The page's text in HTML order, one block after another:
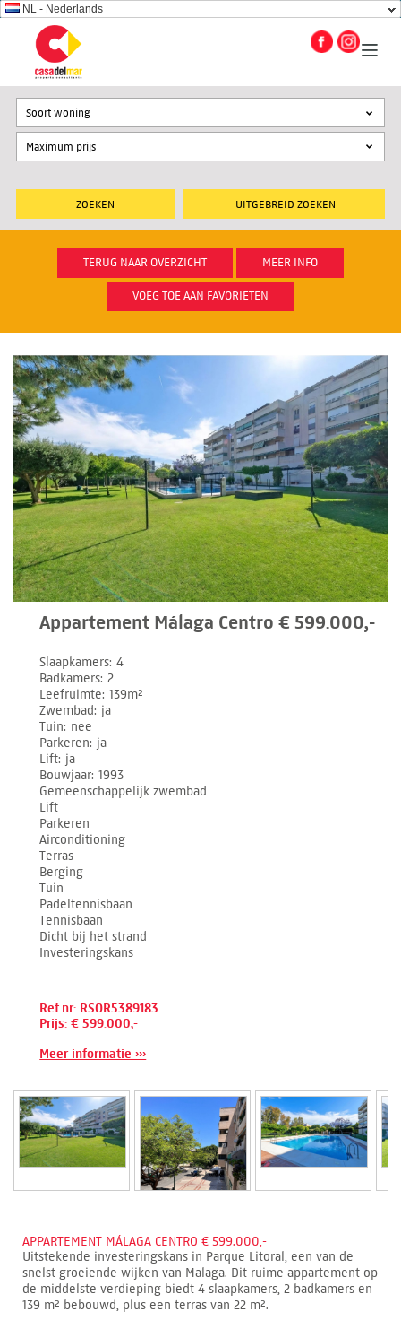
NL - Nederlands
UITGEBREID ZOEKEN
Soort woning
TERUG NAAR OVERZICHT MEER INFO
VOEG TOE AAN FAVORIETEN
Appartement Málaga Centro € 599.000,-
Slaapkamers 4
Badkamers 2
Leefruimte 139m²
Zwembad ja
Tuin nee
Parkeren ja
Lift ja
Bouwjaar 1993
Gemeenschappelijk zwembad
Lift
Parkeren
Airconditioning
Terras
Berging
Tuin
Padeltennisbaan
Tennisbaan
Dicht bij het strand
Investeringskans
Ref.nr: RSOR5389183
Prijs: € 599.000,-
Meer informatie ›››
APPARTEMENT MÁLAGA CENTRO € 599.000,-
Uitstekende investeringskans in Parque Litoral, een van de
snelst groeiende wijken van Malaga. Dit ruime appartement op
de middelste verdieping biedt 4 slaapkamers, 2 badkamers en
139 m² bebouwd, plus een terras van 22 m².